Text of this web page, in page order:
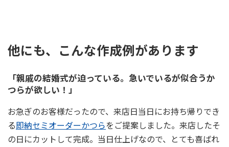
他にも、こんな作成例があります
「親戚の結婚式が迫っている。急いでいるが似合うか
つらが欲しい！」
お急ぎのお客様だったので、来店日当日にお持ち帰りでき
る即納セミオーダーかつらをご提案しました。来店したそ
の日にカットして完成。当日仕上げなので、とても喜ばれ